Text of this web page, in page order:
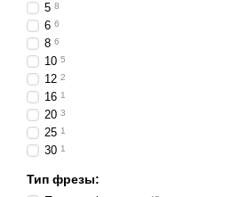
5 8
6 6
8 6
10 5
12 2
16 1
20 3
25 1
30 1
Тип фрезы: